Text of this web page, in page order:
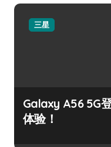
三星
Galaxy A56 5G
体验！